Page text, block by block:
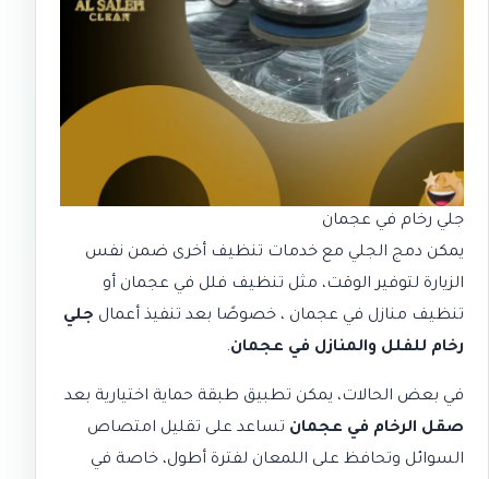
جلي رخام في عجمان
يمكن دمج الجلي مع خدمات تنظيف أخرى ضمن نفس
الزيارة لتوفير الوقت، مثل تنظيف فلل في عجمان أو
تنظيف منازل في عجمان ، خصوصًا بعد تنفيذ أعمال جلي
رخام للفلل والمنازل في عجمان.
في بعض الحالات، يمكن تطبيق طبقة حماية اختيارية بعد
صقل الرخام في عجمان تساعد على تقليل امتصاص
السوائل وتحافظ على اللمعان لفترة أطول، خاصة في